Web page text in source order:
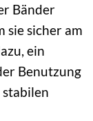
Bänder
sie sicher am
ein
Benutzung